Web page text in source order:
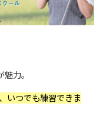
力。
いつでも練習できま